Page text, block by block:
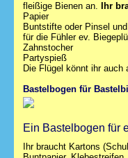
fleißige Bienen an.
Ihr
Papier
Buntstifte oder Pinsel
für die Fühler ev.
Zahnstocher
Partyspieß
Die Flügel könnt ihr auch
Bastelbogen für
Ein Bastelbogen für
Ihr braucht Kartons